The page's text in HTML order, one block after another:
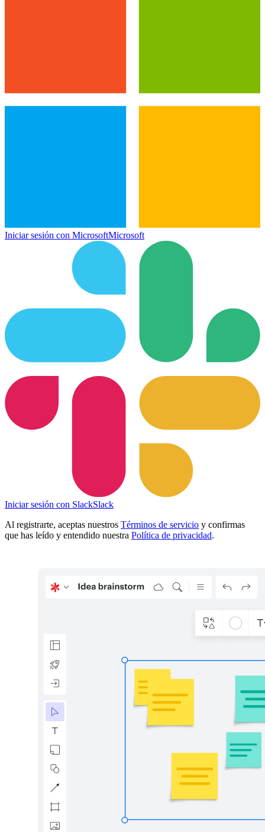
Iniciar sesión con MicrosoftMicrosoft
Iniciar sesión con SlackSlack
Al registrarte, aceptas nuestros Términos de servicio y confirmas
que has leído y entendido nuestra Política de privacidad.